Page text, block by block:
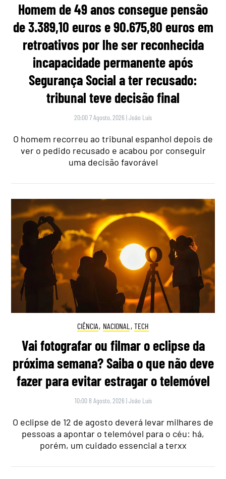
Homem de 49 anos consegue pensão
de 3.389,10 euros e 90.675,80 euros em
retroativos por lhe ser reconhecida
incapacidade permanente após
Segurança Social a ter recusado:
tribunal teve decisão final
20:00 7 Agosto, 2026 |João Luís
O homem recorreu ao tribunal espanhol depois de
ver o pedido recusado e acabou por conseguir
uma decisão favorável
CIÊNCIA, NACIONAL , TECH
Vai fotografar ou filmar o eclipse da
próxima semana? Saiba o que não deve
fazer para evitar estragar o telemóvel
10:00 8 Agosto, 2026 |João Luís
O eclipse de 12 de agosto deverá levar milhares de
pessoas a apontar o telemóvel para o céu: há,
porém, um cuidado essencial a terxx